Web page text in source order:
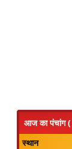
आज का पंचांग
स्थान